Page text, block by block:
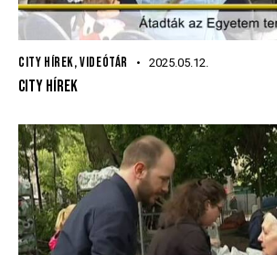
CITY HÍREK,VIDEÓTÁR 2025.05.12.
CITY HÍREK